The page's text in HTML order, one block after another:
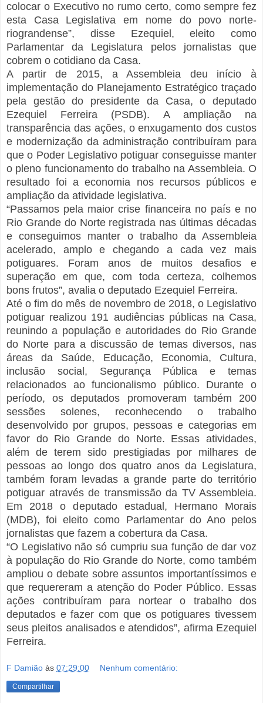
colocar o Executivo no rumo certo, como sempre fez
esta Casa Legislativa em nome do povo norte-
riograndense”, disse Ezequiel, eleito como
Parlamentar da Legislatura pelos jornalistas que
cobrem o cotidiano da Casa.
A partir de 2015, a Assembleia deu início à
implementação do Planejamento Estratégico traçado
pela gestão do presidente da Casa, o deputado
Ezequiel Ferreira (PSDB). A ampliação na
transparência das ações, o enxugamento dos custos
e modernização da administração contribuíram para
que o Poder Legislativo potiguar conseguisse manter
o pleno funcionamento do trabalho na Assembleia. O
resultado foi a economia nos recursos públicos e
ampliação da atividade legislativa.
“Passamos pela maior crise financeira no país e no
Rio Grande do Norte registrada nas últimas décadas
e conseguimos manter o trabalho da Assembleia
acelerado, amplo e chegando a cada vez mais
potiguares. Foram anos de muitos desafios e
superação em que, com toda certeza, colhemos
bons frutos”, avalia o deputado Ezequiel Ferreira.
Até o fim do mês de novembro de 2018, o Legislativo
potiguar realizou 191 audiências públicas na Casa,
reunindo a população e autoridades do Rio Grande
do Norte para a discussão de temas diversos, nas
áreas da Saúde, Educação, Economia, Cultura,
inclusão social, Segurança Pública e temas
relacionados ao funcionalismo público. Durante o
período, os deputados promoveram também 200
sessões solenes, reconhecendo o trabalho
desenvolvido por grupos, pessoas e categorias em
favor do Rio Grande do Norte. Essas atividades,
além de terem sido prestigiadas por milhares de
pessoas ao longo dos quatro anos da Legislatura,
também foram levadas a grande parte do território
potiguar através de transmissão da TV Assembleia.
Em 2018 o deputado estadual, Hermano Morais
(MDB), foi eleito como Parlamentar do Ano pelos
jornalistas que fazem a cobertura da Casa.
“O Legislativo não só cumpriu sua função de dar voz
à população do Rio Grande do Norte, como também
ampliou o debate sobre assuntos importantíssimos e
que requereram a atenção do Poder Público. Essas
ações contribuíram para nortear o trabalho dos
deputados e fazer com que os potiguares tivessem
seus pleitos analisados e atendidos”, afirma Ezequiel
Ferreira.
F Damião às 07:29:00 Nenhum comentário:
Compartilhar